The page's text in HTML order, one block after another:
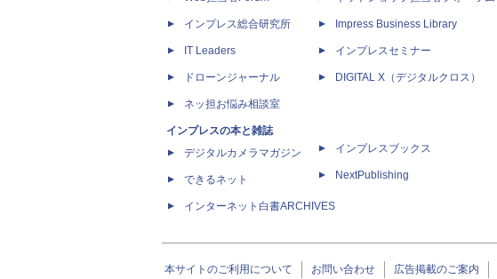
インプレス総合研究所
IT Leaders
ドローンジャーナル
ネッ担お悩み相談室
インプレスの本と雑誌
デジタルカメラマガジン
できるネット
インターネット白書ARCHIVES
Impress Business Library
インプレスセミナー
DIGITAL X（デジタルクロス）
インプレスブックス
NextPublishing
本サイトのご利用について お問い合わせ 広告掲載のご案内